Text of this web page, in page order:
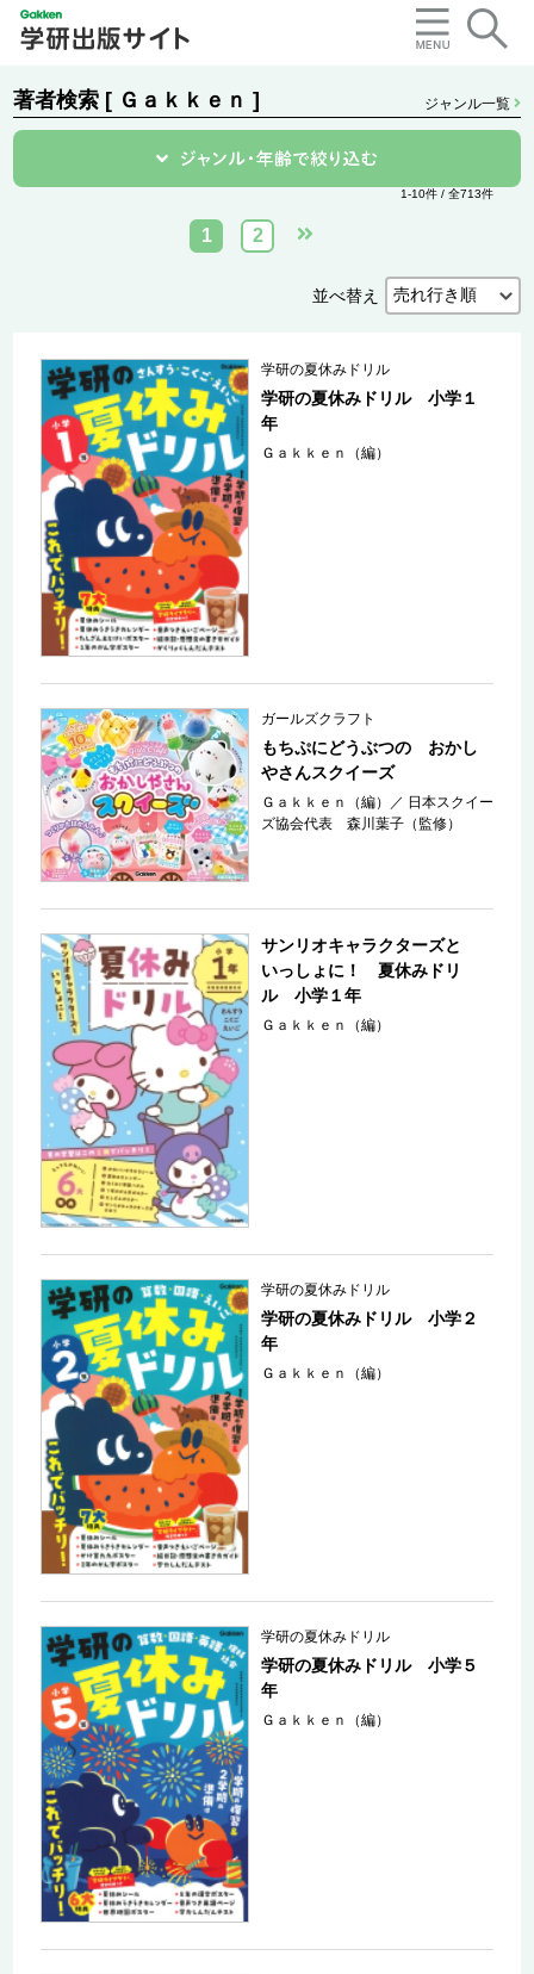
著者検索 [ Ｇａｋｋｅｎ ] ジャンル一覧
1-10件 / 全713件
1 2
並べ替え
学研の夏休みドリル
学研の夏休みドリル 小学１
年
Ｇａｋｋｅｎ（編）
ガールズクラフト
もちぷにどうぶつの おかし
やさんスクイーズ
Ｇａｋｋｅｎ（編） ／ 日本スクイー
ズ協会代表 森川葉子（監修）
サンリオキャラクターズと
いっしょに！ 夏休みドリ
ル 小学１年
Ｇａｋｋｅｎ（編）
学研の夏休みドリル
学研の夏休みドリル 小学２
年
Ｇａｋｋｅｎ（編）
学研の夏休みドリル
学研の夏休みドリル 小学５
年
Ｇａｋｋｅｎ（編）